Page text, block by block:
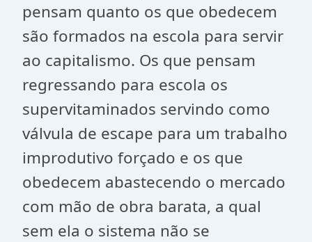
pensam quanto os que obedecem
são formados na escola para servir
ao capitalismo. Os que pensam
regressando para escola os
supervitaminados servindo como
válvula de escape para um trabalho
improdutivo forçado e os que
obedecem abastecendo o mercado
com mão de obra barata, a qual
sem ela o sistema não se